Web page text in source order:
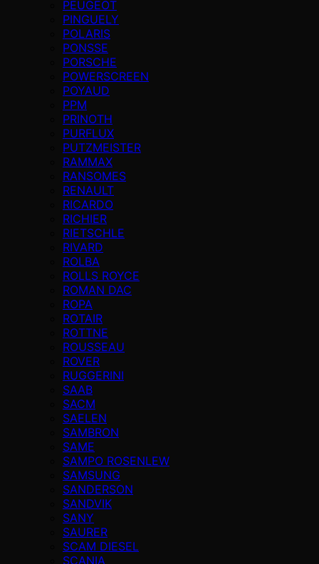
PEUGEOT
PINGUELY
POLARIS
PONSSE
PORSCHE
POWERSCREEN
POYAUD
PPM
PRINOTH
PURFLUX
PUTZMEISTER
RAMMAX
RANSOMES
RENAULT
RICARDO
RICHIER
RIETSCHLE
RIVARD
ROLBA
ROLLS ROYCE
ROMAN DAC
ROPA
ROTAIR
ROTTNE
ROUSSEAU
ROVER
RUGGERINI
SAAB
SACM
SAELEN
SAMBRON
SAME
SAMPO ROSENLEW
SAMSUNG
SANDERSON
SANDVIK
SANY
SAURER
SCAM DIESEL
SCANIA